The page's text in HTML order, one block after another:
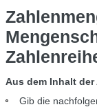
Aus dem Inhalt
Gib die